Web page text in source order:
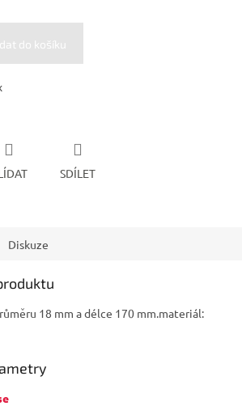
do košíku
SDÍLET
Diskuze
18 mm a délce 170 mm.materiál: